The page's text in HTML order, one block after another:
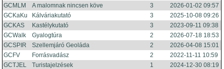
GCMLM
A malomnak nincsen köve 3
2026-01-02 09:57
GCKaKu
Kálváriakutató 3
2025-10-08 09:26
GCKAS
Kastélykutató 3
2023-09-11 09:38
GCWalk
Gyalogtúra 2
2026-07-18 18:53
GCSPIR
Szellemjáró Geoláda 2
2026-04-08 15:01
GCFV
Forrásvadász 2
2022-11-11 10:59
GCTJEL
Turistajelzések 1
2024-12-30 08:19